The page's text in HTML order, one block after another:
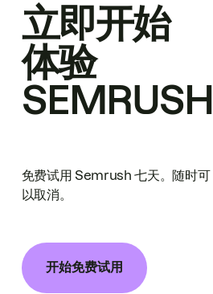
立即开始
体验
SEMRUSH
免费试用 Semrush 七天。随时可
以取消。
开始免费试用